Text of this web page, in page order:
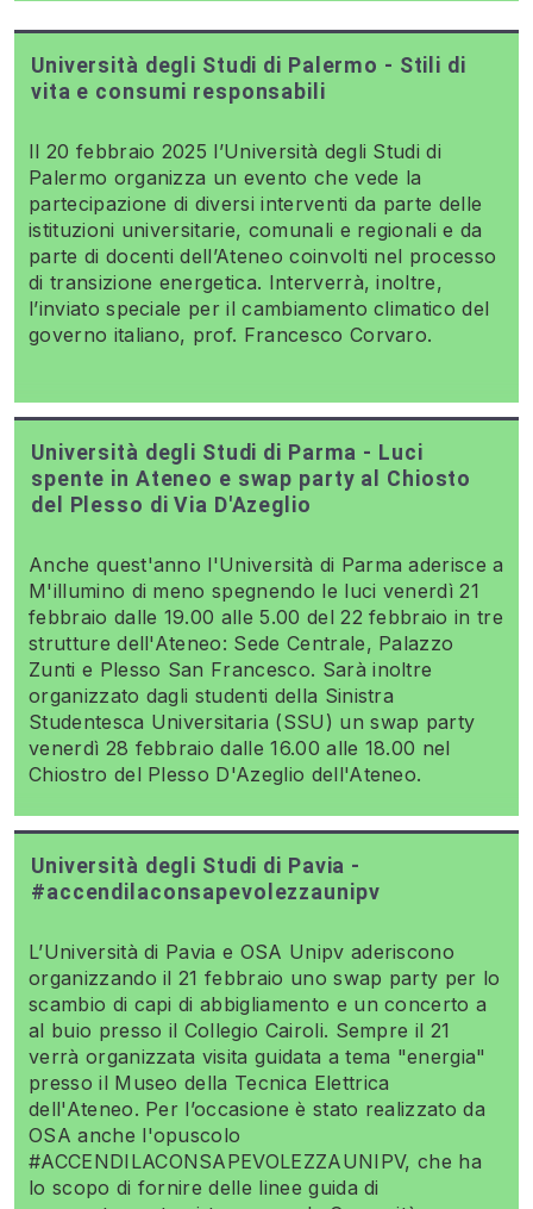
Università degli Studi di Palermo - Stili di
vita e consumi responsabili
Il 20 febbraio 2025 l’Università degli Studi di
Palermo organizza un evento che vede la
partecipazione di diversi interventi da parte delle
istituzioni universitarie, comunali e regionali e da
parte di docenti dell’Ateneo coinvolti nel processo
di transizione energetica. Interverrà, inoltre,
l’inviato speciale per il cambiamento climatico del
governo italiano, prof. Francesco Corvaro.
Università degli Studi di Parma - Luci
spente in Ateneo e swap party al Chiosto
del Plesso di Via D'Azeglio
Anche quest'anno l'Università di Parma aderisce a
M'illumino di meno spegnendo le luci venerdì 21
febbraio dalle 19.00 alle 5.00 del 22 febbraio in tre
strutture dell'Ateneo: Sede Centrale, Palazzo
Zunti e Plesso San Francesco. Sarà inoltre
organizzato dagli studenti della Sinistra
Studentesca Universitaria (SSU) un swap party
venerdì 28 febbraio dalle 16.00 alle 18.00 nel
Chiostro del Plesso D'Azeglio dell'Ateneo.
Università degli Studi di Pavia -
#accendilaconsapevolezzaunipv
L’Università di Pavia e OSA Unipv aderiscono
organizzando il 21 febbraio uno swap party per lo
scambio di capi di abbigliamento e un concerto a
al buio presso il Collegio Cairoli. Sempre il 21
verrà organizzata visita guidata a tema "energia"
presso il Museo della Tecnica Elettrica
dell'Ateneo. Per l’occasione è stato realizzato da
OSA anche l'opuscolo
#ACCENDILACONSAPEVOLEZZAUNIPV, che ha
lo scopo di fornire delle linee guida di